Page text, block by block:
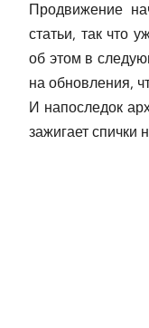
Продвижение
статьи, так что
об этом в
на обновления,
И напоследок
зажигает спички